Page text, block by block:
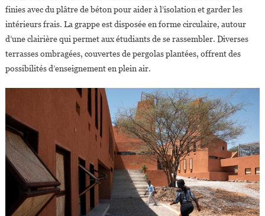
finies avec du plâtre de béton pour aider à l’isolation et garder les
intérieurs frais. La grappe est disposée en forme circulaire, autour
d’une clairière qui permet aux étudiants de se rassembler. Diverses
terrasses ombragées, couvertes de pergolas plantées, offrent des
possibilités d’enseignement en plein air.